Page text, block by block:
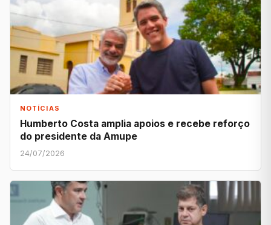
NOTÍCIAS
Humberto Costa amplia apoios e recebe reforço
do presidente da Amupe
24/07/2026